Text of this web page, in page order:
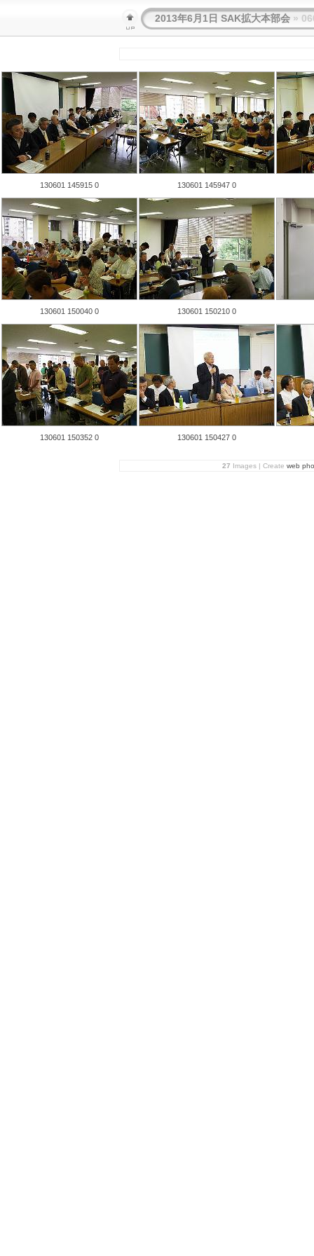
2013年6月1日 SAK拡大本部会 »
130601 145915 0 130601 145947 0
130601 150040 0 130601 150210 0
130601 150352 0 130601 150427 0
27 Images | Create web